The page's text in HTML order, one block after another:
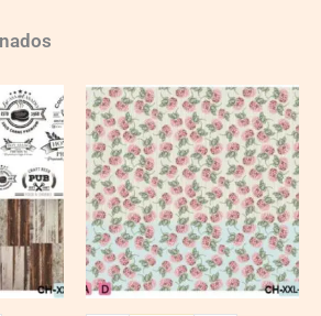
Ch-
wXXL120
quantity